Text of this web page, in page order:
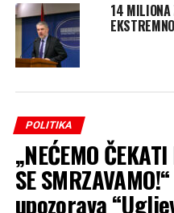
14 MILIONA
POLITIKA
„NEĆEMO
SE
upozorava